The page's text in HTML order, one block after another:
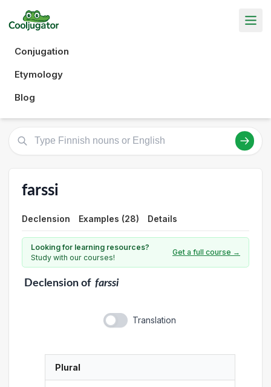
Conjugation
Etymology
Blog
farssi
Declension Examples (28) Details
Looking for learning resources?
Study with our courses!
Get a full course →
Declensionof farssi
Translation
Plural